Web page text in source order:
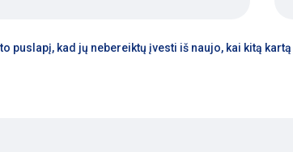
kad jų nebereiktų įvesti iš naujo, kai kitą